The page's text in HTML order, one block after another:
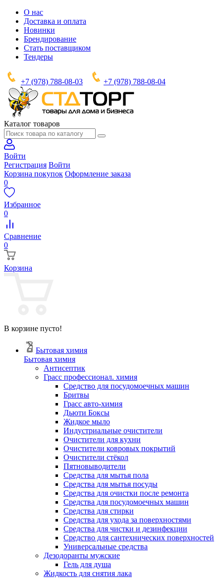
О нас
Доставка и оплата
Новинки
Брендирование
Стать поставщиком
Тендеры
+7 (978) 788-08-03 +7 (978) 788-08-04
Каталог товаров
Войти
Регистрация Войти
Корзина покупок Оформление заказа
0
Избранное
0
Сравнение
0
Корзина
В корзине пусто!
Бытовая химия
Бытовая химия
Антисептик
Грасс профессионал. химия
Cредство для посудомоечных машин
Бритвы
Грасс авто-химия
Дьюти Боксы
Жидкое мыло
Индустриальные очистители
Очистители для кухни
Очистители ковровых покрытий
Очистители стёкол
Пятновыводители
Средства для мытья пола
Средства для мытья посуды
Средства для очистки после ремонта
Средства для посудомоечных машин
Средства для стирки
Средства для ухода за поверхностями
Средства для чистки и дезинфекции
Средство для сантехнических поверхностей
Универсальные средства
Дезодоранты мужские
Гель для душа
Жидкость для снятия лака